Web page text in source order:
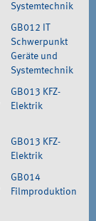
Systemtechnik
GB012 IT
Schwerpunkt
Geräte und
Systemtechnik
GB013 KFZ-
Elektrik
GB013 KFZ-
Elektrik
GB014
Filmproduktion